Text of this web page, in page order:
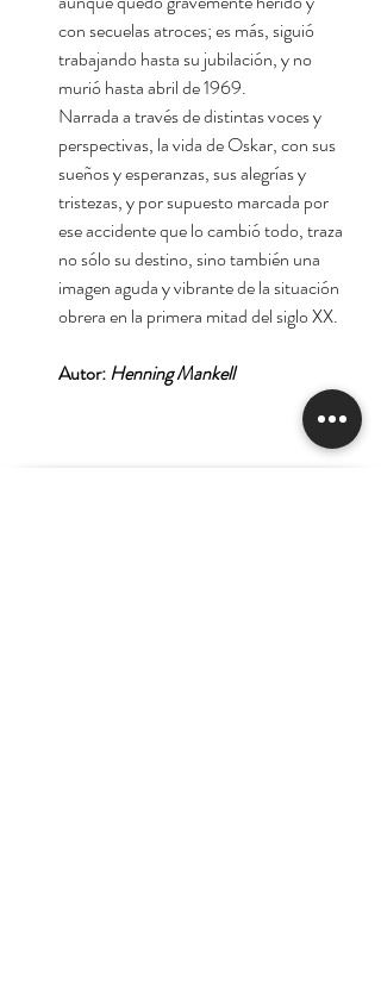
con secuelas atroces; es más, siguió
trabajando hasta su jubilación, y no
murió hasta abril de 1969.
Narrada a través de distintas voces y
perspectivas, la vida de Oskar, con sus
sueños y esperanzas, sus alegrías y
tristezas, y por supuesto marcada por
ese accidente que lo cambió todo, traza
no sólo su destino, sino también una
imagen aguda y vibrante de la situación
obrera en la primera mitad del siglo XX.
Autor:Henning Mankell